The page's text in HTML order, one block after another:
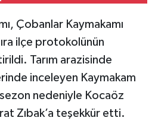
Çobanlar Kaymakamı
ilçe protokolünün
Tarım arazisinde
inceleyen Kaymakam
nedeniyle Kocaöz
Zıbak’a teşekkür etti.